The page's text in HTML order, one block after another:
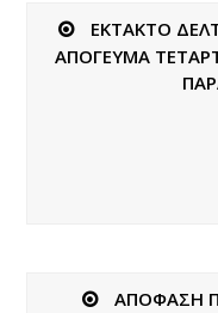
ΕΚΤΑΚΤΟ
ΑΠΟΓΕΥΜΑ
ΑΠΟΦΑΣΗ